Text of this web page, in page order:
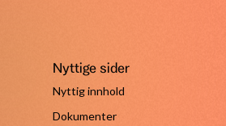
Nyttige sider
Nyttig innhold
Dokumenter